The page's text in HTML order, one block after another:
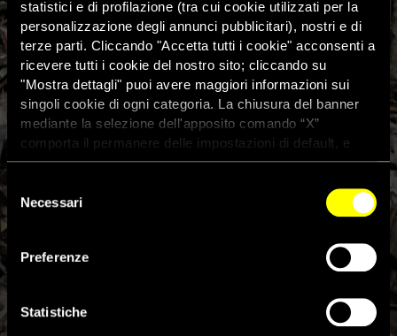
statistici e di profilazione (tra cui cookie utilizzati per la
personalizzazione degli annunci pubblicitari), nostri e di
terze parti. Cliccando "Accetta tutti i cookie" acconsenti a
ricevere tutti i cookie del nostro sito; cliccando su
"Mostra dettagli" puoi avere maggiori informazioni sui
singoli cookie di ogni categoria. La chiusura del banner
mediante la selezione dell'apposito comando “X”
comporta il permanere delle impostazioni di default, e
dunque la continuazione della navigazione con i cookie
dei cookie attivi sul sito clicca
Selezione
del
consenso
Necessari
Preferenze
Statistiche
Video sconvolgente, prigioniero
di guerra ucraino castrato da
un soldato russo